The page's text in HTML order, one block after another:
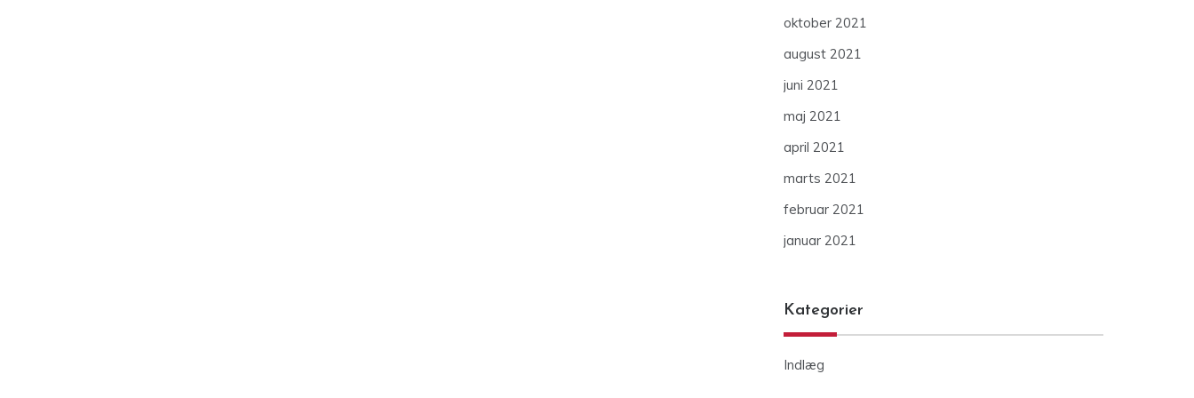
oktober 2021
august 2021
juni 2021
maj 2021
april 2021
marts 2021
februar 2021
januar 2021
Kategorier
Indlæg